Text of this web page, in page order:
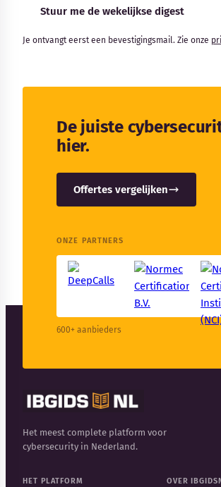
Stuur me de wekelijkse digest
Je ontvangt eerst een bevestigingsmail. Zie onze
De juiste
hier.
Offertes vergelijken
ONZE PARTNERS
600+ aanbieders
Het meest complete platform voor
cybersecurity in Nederland.
HET PLATFORM OVER